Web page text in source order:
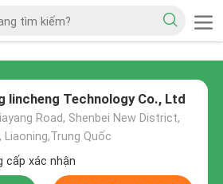
lincheng Technology Co., Ltd
Road, Shenbei New District,
Liaoning,Trung Quốc
cấp xác nhận